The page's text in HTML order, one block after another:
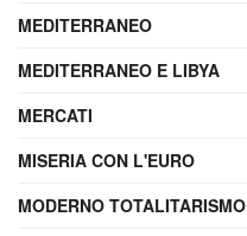
MEDITERRANEO
MEDITERRANEO E LIBYA
MERCATI
MISERIA CON L'EURO
MODERNO TOTALITARISMO